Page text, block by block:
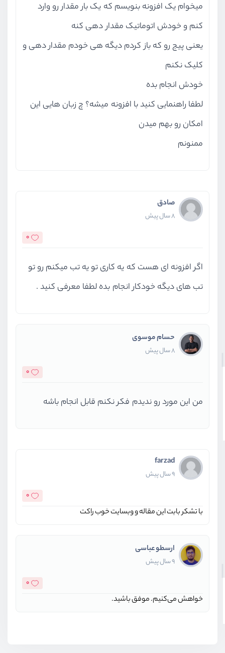
میخوام یک افزونه بنویسم که یک بار مقدار رو وارد
کنم و خودش اتوماتیک مقدار دهی کنه
یعنی پیج رو که باز کردم دیگه هی خودم مقدار دهی و
کلیک نکنم
خودش انجام بده
لطفا راهنمایی کنید با افزونه میشه؟ چ زبان هایی این
امکان رو بهم میدن
ممنونم
صادق
8 سال پیش
0
اگر افزونه ای هست که یه کاری تو یه تب میکنم رو تو
تب های دیگه خودکار انجام بده لطفا معرفی کنید .
حسام موسوی
8 سال پیش
0
من این مورد رو ندیدم فکر نکنم قابل انجام باشه
farzad
9 سال پیش
0
با تشکر بابت این مقاله و وبسایت خوب راکت
ارسطو عباسی
9 سال پیش
0
خواهش می‌کنیم. موفق باشید.